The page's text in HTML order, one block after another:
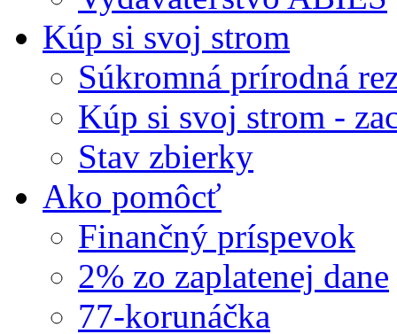
Kúp si svoj strom
Súkromná prírodná
Kúp si svoj strom -
Stav zbierky
Ako pomôcť
Finančný príspevok
2% zo zaplatenej dane
77-korunáčka